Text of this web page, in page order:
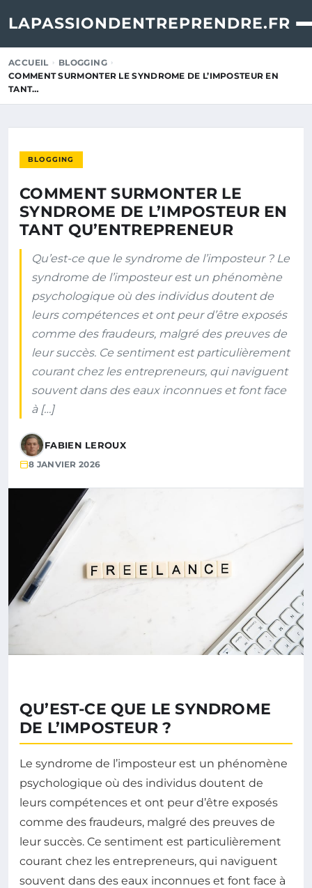
LAPASSIONDENTREPRENDRE.FR
ACCUEIL
BLOGGING
COMMENT SURMONTER LE SYNDROME DE L’IMPOSTEUR EN
TANT…
BLOGGING
COMMENT SURMONTER LE
SYNDROME DE L’IMPOSTEUR EN
TANT QU’ENTREPRENEUR
Qu’est-ce que le syndrome de l’imposteur ? Le
syndrome de l’imposteur est un phénomène
psychologique où des individus doutent de
leurs compétences et ont peur d’être exposés
comme des fraudeurs, malgré des preuves de
leur succès. Ce sentiment est particulièrement
courant chez les entrepreneurs, qui naviguent
souvent dans des eaux inconnues et font face
à […]
FABIEN LEROUX
8 JANVIER 2026
QU’EST-CE QUE LE SYNDROME
DE L’IMPOSTEUR ?
Le syndrome de l’imposteur est un phénomène
psychologique où des individus doutent de
leurs compétences et ont peur d’être exposés
comme des fraudeurs, malgré des preuves de
leur succès. Ce sentiment est particulièrement
courant chez les entrepreneurs, qui naviguent
souvent dans des eaux inconnues et font face à